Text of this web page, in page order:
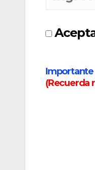
Importante
(Recuerda